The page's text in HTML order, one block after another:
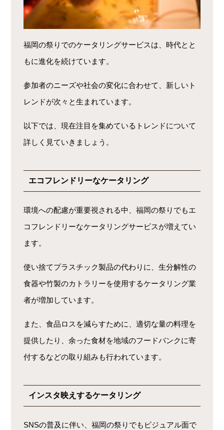
福岡の祭りでのケータリングサービスは、時代とと
もに進化を続けています。
参加者のニーズや社会の変化に合わせて、新しいト
レンドが次々と生まれています。
以下では、現在注目を集めているトレンドについて
詳しく見ていきましょう。
エコフレンドリーなケータリング
環境への配慮が重要視される中、福岡の祭りでもエ
コフレンドリーなケータリングサービスが増えてい
ます。
使い捨てプラスチック製品の代わりに、生分解性の
食器や竹製のカトラリーを使用するケータリング業
者が増加しています。
また、食品ロスを減らすために、適切な量の料理を
提供したり、余った食材を地域のフードバンクに寄
付するなどの取り組みも行われています。
インスタ映えするケータリング
SNSの普及に伴い、福岡の祭りでもビジュアル面で